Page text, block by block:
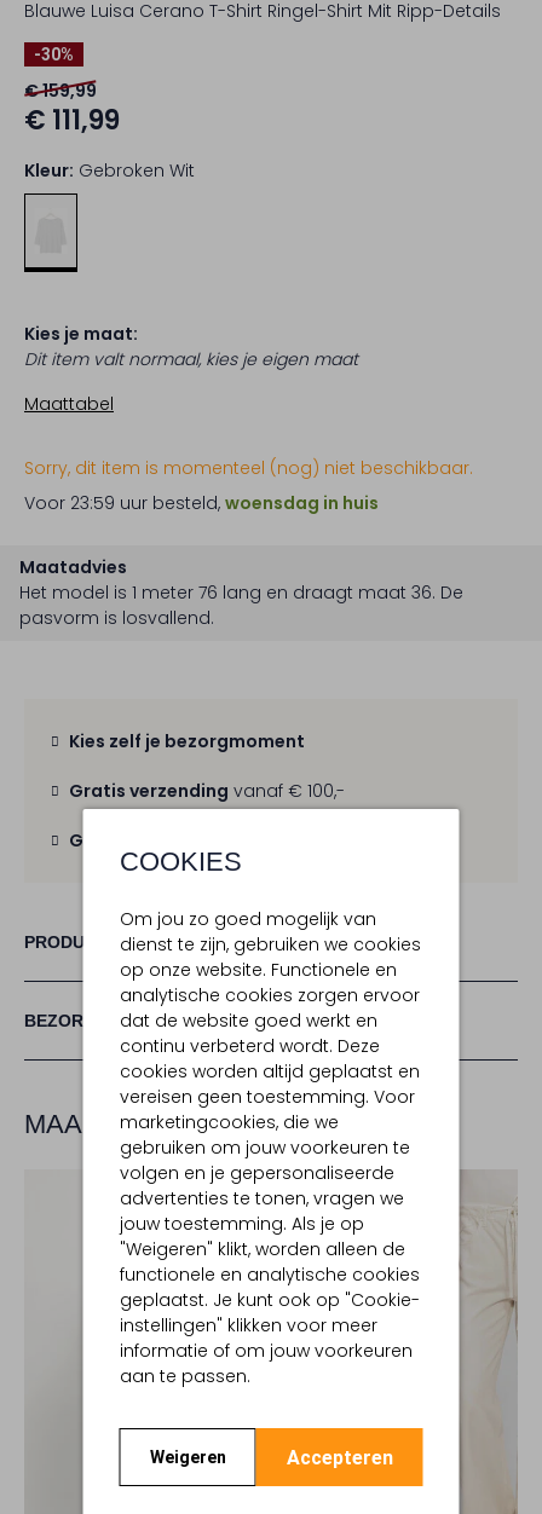
COOKIES
Om jou zo goed mogelijk van
dienst te zijn, gebruiken we cookies
op onze website. Functionele en
analytische cookies zorgen ervoor
dat de website goed werkt en
continu verbeterd wordt. Deze
cookies worden altijd geplaatst en
vereisen geen toestemming. Voor
marketingcookies, die we
gebruiken om jouw voorkeuren te
volgen en je gepersonaliseerde
advertenties te tonen, vragen we
jouw toestemming. Als je op
"Weigeren" klikt, worden alleen de
functionele en analytische cookies
geplaatst. Je kunt ook op "Cookie-
instellingen" klikken voor meer
informatie of om jouw voorkeuren
aan te passen.
Weigeren Accepteren
Blauwe Luisa Cerano T-Shirt Ringel-Shirt Mit Ripp-Details
-30%
€ 159,99
€ 111,99
Kleur: Gebroken Wit
Kies je maat:
Dit item valt normaal, kies je eigen maat
Maattabel
Sorry, dit item is momenteel (nog) niet beschikbaar.
Voor 23:59 uur besteld, woensdag in huis
Maatadvies
Het model is 1 meter 76 lang en draagt maat 36. De
pasvorm is losvallend.
Kies zelf je bezorgmoment
Gratis verzending vanaf € 100,-
Gratis retour
PRODUCT INFORMATIE
BEZORGEN & RETOURNEREN
MAAK JE LOOK COMPLEET